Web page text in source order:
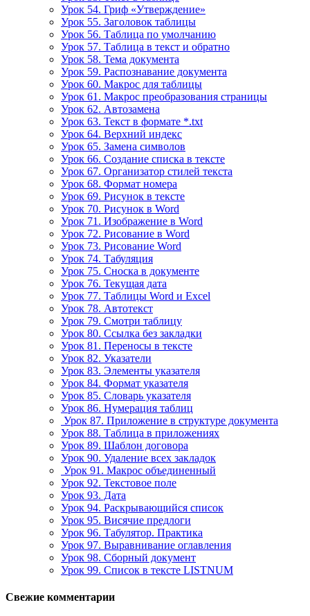
Урок 54. Гриф «Утверждение»
Урок 55. Заголовок таблицы
Урок 56. Таблица по умолчанию
Урок 57. Таблица в текст и обратно
Урок 58. Тема документа
Урок 59. Распознавание документа
Урок 60. Макрос для таблицы
Урок 61. Макрос преобразования страницы
Урок 62. Автозамена
Урок 63. Текст в формате *.txt
Урок 64. Верхний индекс
Урок 65. Замена символов
Урок 66. Создание списка в тексте
Урок 67. Организатор стилей текста
Урок 68. Формат номера
Урок 69. Рисунок в тексте
Урок 70. Рисунок в Word
Урок 71. Изображение в Word
Урок 72. Рисование в Word
Урок 73. Рисование Word
Урок 74. Табуляция
Урок 75. Сноска в документе
Урок 76. Текущая дата
Урок 77. Таблицы Word и Excel
Урок 78. Автотекст
Урок 79. Смотри таблицу
Урок 80. Ссылка без закладки
Урок 81. Переносы в тексте
Урок 82. Указатели
Урок 83. Элементы указателя
Урок 84. Формат указателя
Урок 85. Словарь указателя
Урок 86. Нумерация таблиц
Урок 87. Приложение в структуре документа
Урок 88. Таблица в приложениях
Урок 89. Шаблон договора
Урок 90. Удаление всех закладок
Урок 91. Макрос объединенный
Урок 92. Текстовое поле
Урок 93. Дата
Урок 94. Раскрывающийся список
Урок 95. Висячие предлоги
Урок 96. Табулятор. Практика
Урок 97. Выравнивание оглавления
Урок 98. Сборный документ
Урок 99. Список в тексте LISTNUM
Свежие комментарии